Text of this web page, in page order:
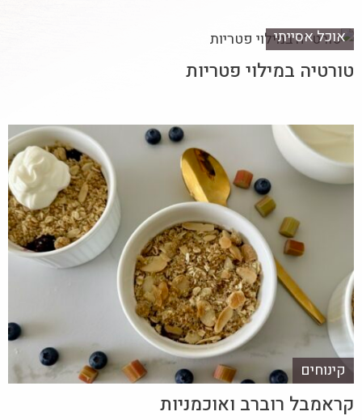
אוכל אסייתי
טורטיה במילוי פטריות
קינוחים
קראמבל רוברב ואוכמניות